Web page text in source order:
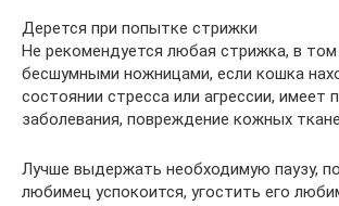
Дерется при попытке стрижки
Не рекомендуется любая стрижка, в том
бесшумными ножницами, если кошка
состоянии стресса или агрессии, имеет
заболевания, повреждение кожных
Лучше выдержать необходимую паузу,
любимец успокоится, угостить его